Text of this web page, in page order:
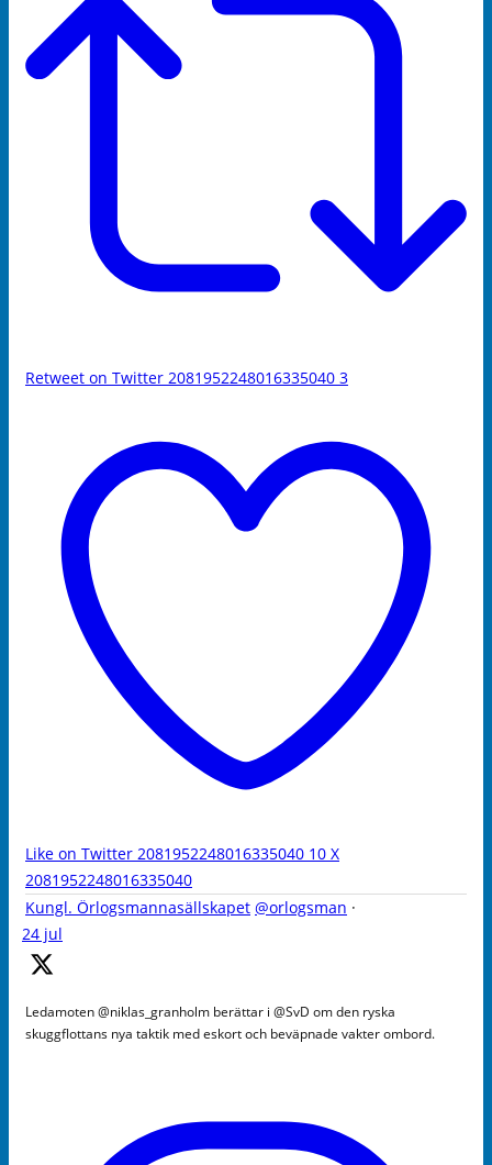
Retweet on Twitter 2081952248016335040 3
Like on Twitter 2081952248016335040 10 X
2081952248016335040
Kungl. Örlogsmannasällskapet @orlogsman ·
24 jul
Ledamoten @niklas_granholm berättar i @SvD om den ryska
skuggflottans nya taktik med eskort och beväpnade vakter ombord.